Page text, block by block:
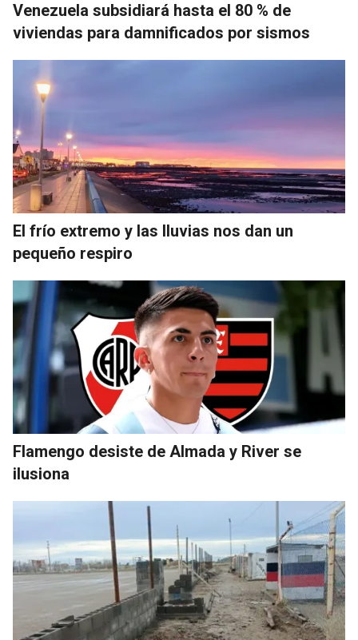
Venezuela subsidiará hasta el 80 % de
viviendas para damnificados por sismos
El frío extremo y las lluvias nos dan un
pequeño respiro
Flamengo desiste de Almada y River se
ilusiona